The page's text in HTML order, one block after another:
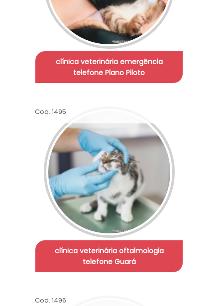
clínica veterinária emergência
telefone Plano Piloto
Cod.:1495
clínica veterinária oftalmologia
telefone Guará
Cod.:1496